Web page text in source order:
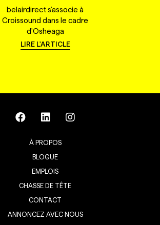
belairdirect s'associe à
Croissound dans le cadre
d'Osheaga
LIRE L'ARTICLE
À PROPOS
BLOGUE
EMPLOIS
CHASSE DE TÊTE
CONTACT
ANNONCEZ AVEC NOUS